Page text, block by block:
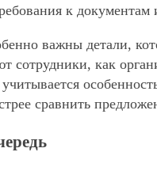
к документам
важны детали,
сотрудники, как
сравнить